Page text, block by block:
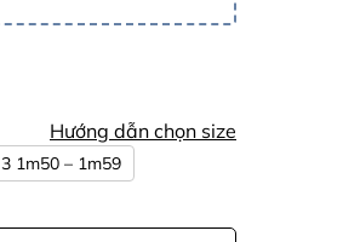
Hướng dẫn chọn size
3 1m50 – 1m59